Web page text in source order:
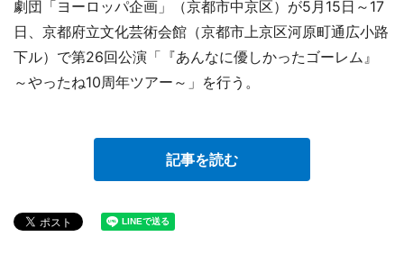
劇団「ヨーロッパ企画」（京都市中京区）が5月15日～17
日、京都府立文化芸術会館（京都市上京区河原町通広小路
下ル）で第26回公演「『あんなに優しかったゴーレム』
～やったね10周年ツアー～」を行う。
記事を読む